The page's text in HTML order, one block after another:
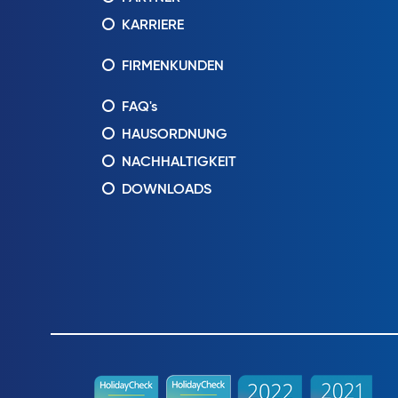
KARRIERE
FIRMENKUNDEN
FAQ's
HAUSORDNUNG
NACHHALTIGKEIT
DOWNLOADS